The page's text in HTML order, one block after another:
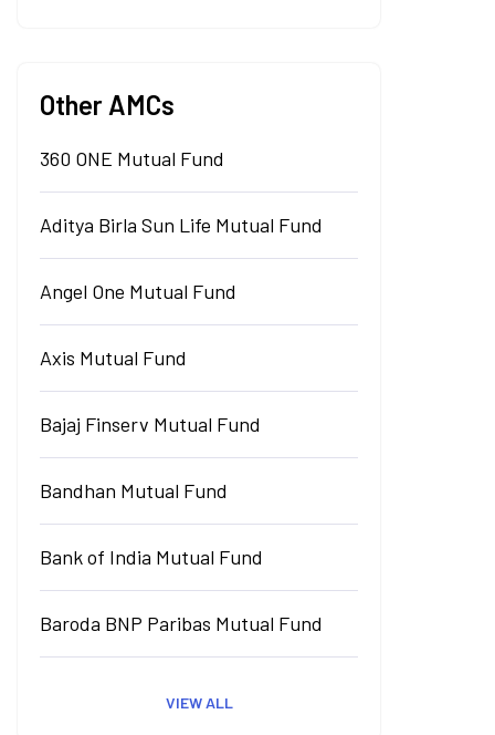
Other AMCs
360 ONE Mutual Fund
Aditya Birla Sun Life Mutual Fund
Angel One Mutual Fund
Axis Mutual Fund
Bajaj Finserv Mutual Fund
Bandhan Mutual Fund
Bank of India Mutual Fund
Baroda BNP Paribas Mutual Fund
VIEW ALL